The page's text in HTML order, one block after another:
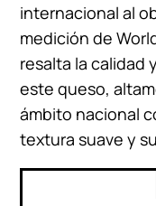
internacional al
medición de
resalta la calidad
este queso,
ámbito nacional
textura suave y